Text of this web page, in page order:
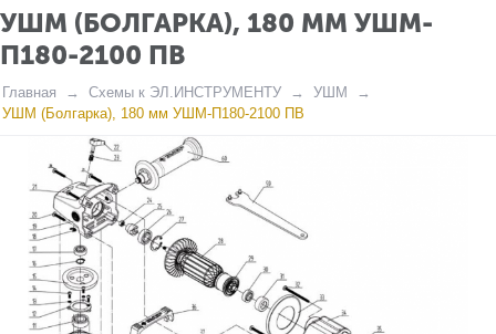
УШМ (БОЛГАРКА), 180 ММ УШМ-
П180-2100 ПВ
Главная Схемы к ЭЛ.ИНСТРУМЕНТУ
УШМ
УШМ (Болгарка), 180 мм УШМ-П180-2100 ПВ